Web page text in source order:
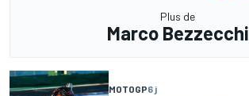
Plus de
Marco Bezzecchi
MOTOGP6 j